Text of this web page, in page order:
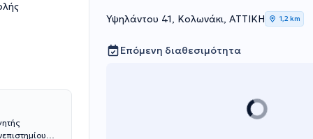
βαθμό του
Υψηλάντου 41, Κολωνάκι, ΑΤΤΙΚΗ 1,2 km
Επόμενη διαθεσιμότητα